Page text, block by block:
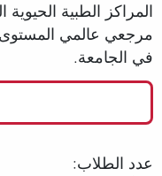
المراكز الطبية
مرجعي عالمي المستوى
في الجامعة.
عدد الطلاب: